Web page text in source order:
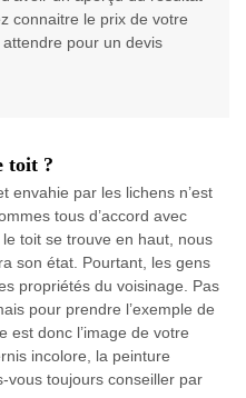
connaitre le prix de votre
pour un devis
toit ?
envahie par les lichens n’est
tous d’accord avec
toit se trouve en haut, nous
son état. Pourtant, les gens
propriétés du voisinage. Pas
pour prendre l’exemple de
est donc l’image de votre
incolore, la peinture
vous toujours conseiller par